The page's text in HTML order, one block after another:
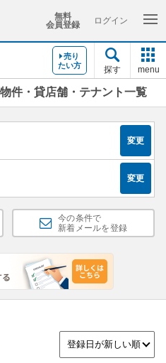
無料
会員登録
ログイン
売り
たい方
探す menu
件・貸店舗・テナント一覧
変更
変更
今の条件で
新着メールを登録